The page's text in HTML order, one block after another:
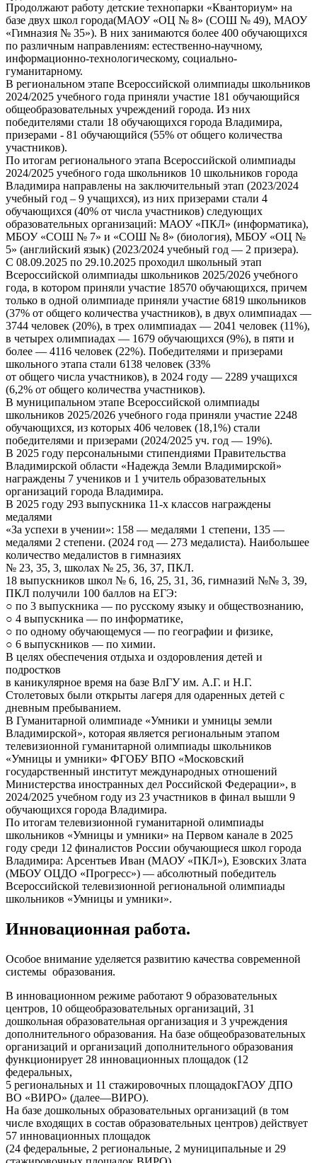
Продолжают работу детские технопарки «Кванториум» на
базе двух школ города(МАОУ «ОЦ № 8» (СОШ № 49), МАОУ
«Гимназия № 35»). В них занимаются более 400 обучающихся
по различным направлениям: естественно-научному,
информационно-технологическому, социально-
гуманитарному.
В региональном этапе Всероссийской олимпиады школьников
2024/2025 учебного года приняли участие 181 обучающийся
общеобразовательных учреждений города. Из них
победителями стали 18 обучающихся города Владимира,
призерами - 81 обучающийся (55% от общего количества
участников).
По итогам регионального этапа Всероссийской олимпиады
2024/2025 учебного года школьников 10 школьников города
Владимира направлены на заключительный этап (2023/2024
учебный год – 9 учащихся), из них призерами стали 4
обучающихся (40% от числа участников) следующих
образовательных организаций: МАОУ «ПКЛ» (информатика),
МБОУ «СОШ № 7» и «СОШ № 8» (биология), МБОУ «ОЦ №
5» (английский язык) (2023/2024 учебный год — 2 призера).
С 08.09.2025 по 29.10.2025 проходил школьный этап
Всероссийской олимпиады школьников 2025/2026 учебного
года, в котором приняли участие 18570 обучающихся, причем
только в одной олимпиаде приняли участие 6819 школьников
(37% от общего количества участников), в двух олимпиадах —
3744 человек (20%), в трех олимпиадах — 2041 человек (11%),
в четырех олимпиадах — 1679 обучающихся (9%), в пяти и
более — 4116 человек (22%). Победителями и призерами
школьного этапа стали 6138 человек (33%
от общего числа участников), в 2024 году — 2289 учащихся
(6,2% от общего количества участников).
В муниципальном этапе Всероссийской олимпиады
школьников 2025/2026 учебного года приняли участие 2248
обучающихся, из которых 406 человек (18,1%) стали
победителями и призерами (2024/2025 уч. год — 19%).
В 2025 году персональными стипендиями Правительства
Владимирской области «Надежда Земли Владимирской»
награждены 7 учеников и 1 учитель образовательных
организаций города Владимира.
В 2025 году 293 выпускника 11-х классов награждены
медалями
«За успехи в учении»: 158 — медалями 1 степени, 135 —
медалями 2 степени. (2024 год — 273 медалиста). Наибольшее
количество медалистов в гимназиях
№ 23, 35, 3, школах № 25, 36, 37, ПКЛ.
18 выпускников школ № 6, 16, 25, 31, 36, гимназий №№ 3, 39,
ПКЛ получили 100 баллов на ЕГЭ:
○ по 3 выпускника — по русскому языку и обществознанию,
○ 4 выпускника — по информатике,
○ по одному обучающемуся — по географии и физике,
○ 6 выпускников — по химии.
В целях обеспечения отдыха и оздоровления детей и
подростков
в каникулярное время на базе ВлГУ им. А.Г. и Н.Г.
Столетовых были открыты лагеря для одаренных детей с
дневным пребыванием.
В Гуманитарной олимпиаде «Умники и умницы земли
Владимирской», которая является региональным этапом
телевизионной гуманитарной олимпиады школьников
«Умницы и умники» ФГОБУ ВПО «Московский
государственный институт международных отношений
Министерства иностранных дел Российской Федерации», в
2024/2025 учебном году из 23 участников в финал вышли 9
обучающихся города Владимира.
По итогам телевизионной гуманитарной олимпиады
школьников «Умницы и умники» на Первом канале в 2025
году среди 12 финалистов России обучающиеся школ города
Владимира: Арсентьев Иван (МАОУ «ПКЛ»), Езовских Злата
(МБОУ ОЦДО «Прогресс») — абсолютный победитель
Всероссийской телевизионной региональной олимпиады
школьников «Умницы и умники».
Инновационная работа.
Особое внимание уделяется развитию качества современной
системы образования.
В инновационном режиме работают 9 образовательных
центров, 10 общеобразовательных организаций, 31
дошкольная образовательная организация и 3 учреждения
дополнительного образования. На базе общеобразовательных
организаций и организаций дополнительного образования
функционирует 28 инновационных площадок (12
федеральных,
5 региональных и 11 стажировочных площадокГАОУ ДПО
ВО «ВИРО» (далее—ВИРО).
На базе дошкольных образовательных организаций (в том
числе входящих в состав образовательных центров) действует
57 инновационных площадок
(24 федеральные, 2 региональные, 2 муниципальные и 29